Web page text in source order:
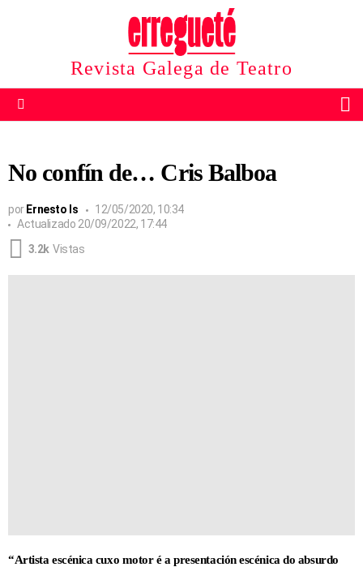
Revista Galega de Teatro
No confín de… Cris Balboa
por Ernesto Is
12/05/2020, 10:34
Actualizado 20/09/2022, 17:44
3.2k Vistas
“Artista escénica cuxo motor é a presentación escénica do absurdo